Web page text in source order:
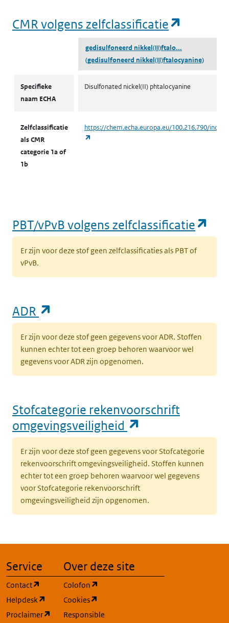
CMR volgens zelfclassificatie
gedisulfoneerd nikkel(II)ftalo...
(gedisulfoneerd nikkel(II)ftalocyanine)
Specifieke
naam ECHA
Disulfonated nickel(II) phtalocyanine
Zelfclassificatie
als CMR
categorie 1a of
1b
https://chem.echa.europa.eu/100.216.790/
PBT/vPvB volgens zelfclassificatie
Er zijn voor deze stof geen zelfclassificaties als PBT of
vPvB.
ADR
Er zijn voor deze stof geen gegevens voor ADR. Stoffen
kunnen echter tot een groep behoren waarvoor wel
gegevens voor ADR zijn opgenomen.
Stofcategorie rekenvoorschrift
omgevingsveiligheid
Er zijn voor deze stof geen gegevens voor Stofcategorie
rekenvoorschrift omgevingsveiligheid. Stoffen kunnen
echter tot een groep behoren waarvoor wel gegevens
voor Stofcategorie rekenvoorschrift
omgevingsveiligheid zijn opgenomen.
Service
Contact
(opent in een nieuw tabblad)
Helpdesk
(opent in een nieuw tabblad)
Proclaimer
(opent in een nieuw tabblad)
Over deze site
Colofon
Cookies
Responsible